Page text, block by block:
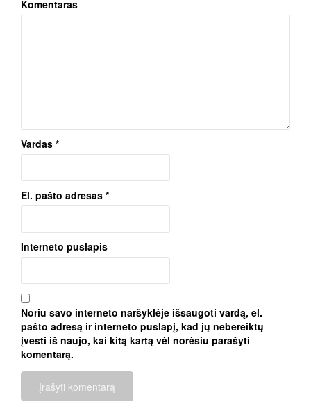
Komentaras
Vardas *
El. pašto adresas *
Interneto puslapis
Noriu savo interneto naršyklėje išsaugoti vardą, el.
pašto adresą ir interneto puslapį, kad jų nebereiktų
įvesti iš naujo, kai kitą kartą vėl norėsiu parašyti
komentarą.